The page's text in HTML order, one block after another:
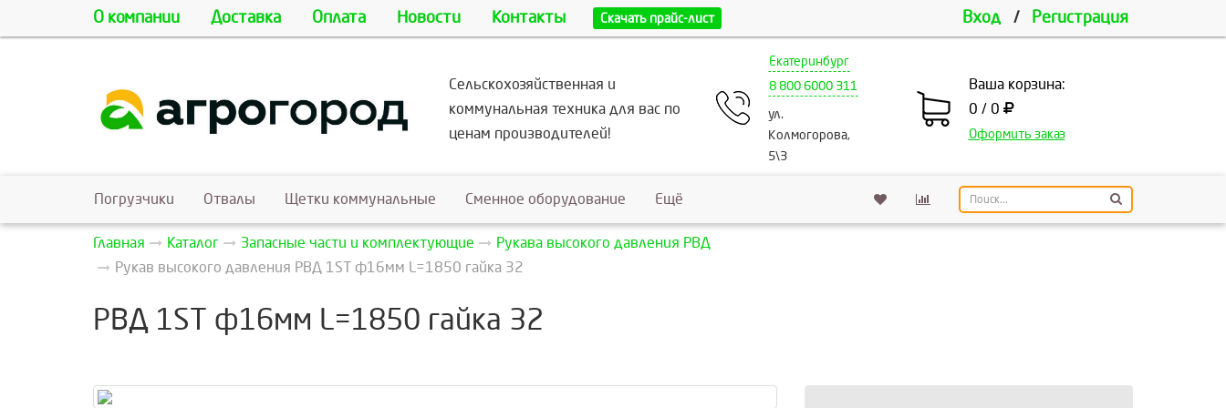
О компании Доставка Оплата Новости Контакты Скачать прайс-лист Вход / Регистрация
Сельскохозяйственная и
коммунальная техника для вас по
ценам производителей!
Екатеринбург
8 800 6000 311
ул.
Колмогорова,
5\3
Ваша корзина:
0 / 0
Оформить заказ
Погрузчики Отвалы Щетки коммунальные Сменное оборудование Ещё
Главная Каталог Запасные части и комплектующие
Рукава высокого давления РВД
Рукав высокого давления РВД 1ST ф16мм L=1850 гайка 32
РВД 1ST ф16мм L=1850 гайка 32